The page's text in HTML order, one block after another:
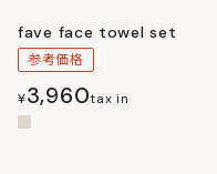
fave face towel set
参考価格
¥3,960tax in